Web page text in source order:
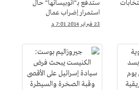
ستدفع بـ"أتوبيساتها" حال
استمرار إضراب عمال
"الهيئة"
23 فبراير 2014 7:01 م